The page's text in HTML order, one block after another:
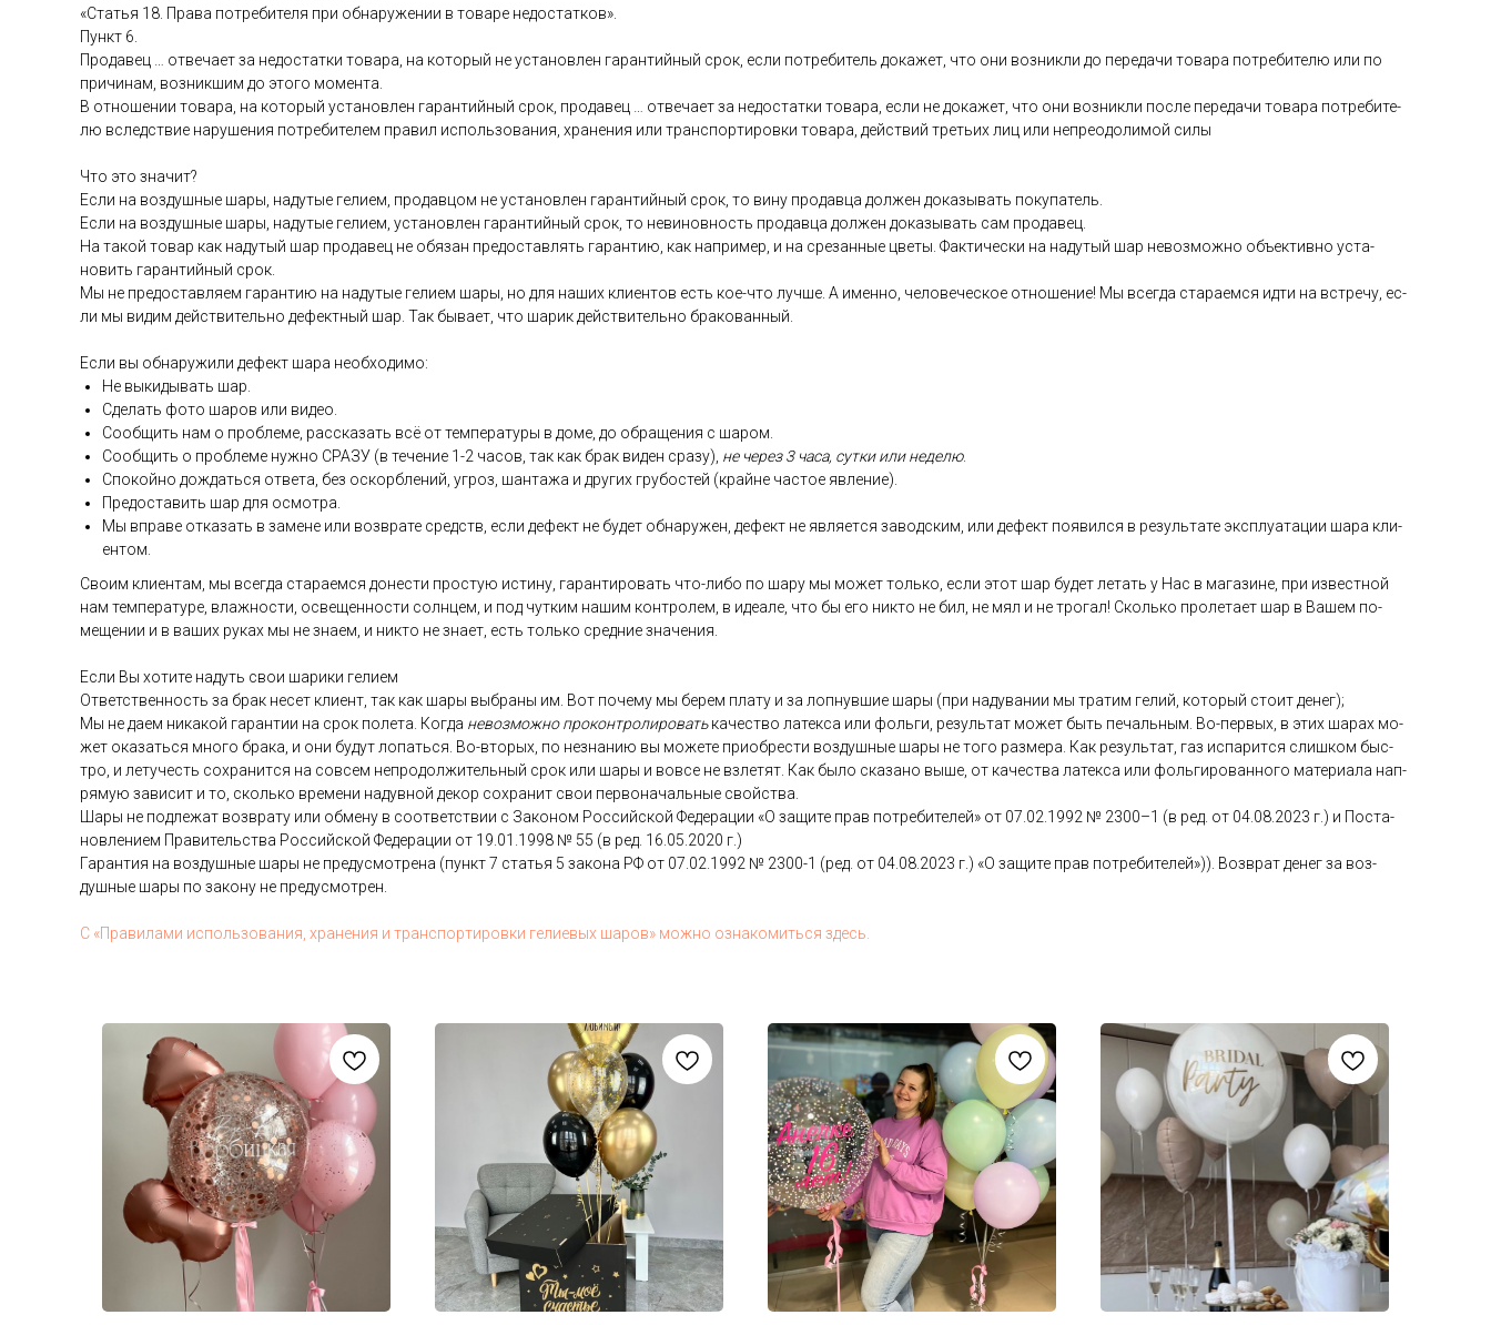
«Статья 18. Пра­ва пот­ре­бите­ля при об­на­руже­нии в то­варе не­дос­татков».
Пункт 6.
Про­давец … от­ве­ча­ет за не­дос­татки то­вара, на ко­торый не ус­та­нов­лен га­ран­тий­ный срок, ес­ли пот­ре­битель до­кажет, что они воз­никли до пе­реда­чи то­вара пот­ре­бите­лю или по
при­чинам, воз­никшим до это­го мо­мен­та.
В от­но­шении то­вара, на ко­торый ус­та­нов­лен га­ран­тий­ный срок, про­давец … от­ве­ча­ет за не­дос­татки то­вара, ес­ли не до­кажет, что они воз­никли пос­ле пе­реда­чи то­вара пот­ре­бите­
лю вследс­твие на­руше­ния пот­ре­бите­лем пра­вил ис­поль­зо­вания, хра­нения или тран­спор­ти­ров­ки то­вара, дей­ствий треть­их лиц или неп­ре­одо­лимой си­лы
Что это зна­чит?
Ес­ли на воз­душные ша­ры, на­дутые ге­ли­ем, про­дав­цом не ус­та­нов­лен га­ран­тий­ный срок, то ви­ну про­дав­ца дол­жен до­казы­вать по­купа­тель.
Ес­ли на воз­душные ша­ры, на­дутые ге­ли­ем, ус­та­нов­лен га­ран­тий­ный срок, то не­винов­ность про­дав­ца дол­жен до­казы­вать сам про­давец.
На та­кой то­вар как на­дутый шар про­давец не обя­зан пре­дос­тавлять га­ран­тию, как нап­ри­мер, и на сре­зан­ные цве­ты. Фак­ти­чес­ки на на­дутый шар не­воз­можно объ­ек­тивно ус­та­
новить га­ран­тий­ный срок.
Мы не пре­дос­тавля­ем га­ран­тию на на­дутые ге­ли­ем ша­ры, но для на­ших кли­ен­тов есть кое-что луч­ше. А имен­но, че­лове­чес­кое от­но­шение! Мы всег­да ста­ра­ем­ся ид­ти на встре­чу, ес­
ли мы ви­дим дей­стви­тель­но де­фек­тный шар. Так бы­ва­ет, что ша­рик дей­стви­тель­но бра­кован­ный.
Ес­ли вы об­на­ружи­ли де­фект ша­ра не­об­хо­димо:
Не вы­киды­вать шар.
Сде­лать фо­то ша­ров или ви­део.
Со­об­щить нам о проб­ле­ме, рас­ска­зать всё от тем­пе­рату­ры в до­ме, до об­ра­щения с ша­ром.
Со­об­щить о проб­ле­ме нуж­но СРА­ЗУ (в те­чение 1-2 ча­сов, так как брак ви­ден сра­зу), не че­рез 3 ча­са, сут­ки или не­делю.
Спо­кой­но дож­дать­ся от­ве­та, без ос­кор­бле­ний, уг­роз, шан­та­жа и дру­гих гру­бос­тей (край­не час­тое яв­ле­ние).
Пре­дос­та­вить шар для ос­мотра.
Мы впра­ве от­ка­зать в за­мене или воз­вра­те средств, ес­ли де­фект не бу­дет об­на­ружен, де­фект не яв­ля­ет­ся за­вод­ским, или де­фект по­явил­ся в ре­зуль­та­те экс­плу­ата­ции ша­ра кли­
ен­том.
Сво­им кли­ен­там, мы всег­да ста­ра­ем­ся до­нес­ти прос­тую ис­ти­ну, га­ран­ти­ровать что-ли­бо по ша­ру мы мо­жет толь­ко, ес­ли этот шар бу­дет ле­тать у Нас в ма­гази­не, при из­вес­тной
нам тем­пе­рату­ре, влаж­ности, ос­ве­щен­ности сол­нцем, и под чут­ким на­шим кон­тро­лем, в иде­але, что бы его ник­то не бил, не мял и не тро­гал! Сколь­ко про­лета­ет шар в Ва­шем по­
меще­нии и в ва­ших ру­ках мы не зна­ем, и ник­то не зна­ет, есть толь­ко сред­ние зна­чения.
Ес­ли Вы хо­тите на­дуть свои ша­рики ге­ли­ем
От­ветс­твен­ность за брак не­сет кли­ент, так как ша­ры выб­ра­ны им. Вот по­чему мы бе­рем пла­ту и за лоп­нувшие ша­ры (при на­дува­нии мы тра­тим ге­лий, ко­торый сто­ит де­нег);
Мы не да­ем ни­какой га­ран­тии на срок по­лета. Ког­да не­воз­можно про­кон­тро­лиро­ватька­чес­тво ла­тек­са или фоль­ги, ре­зуль­тат мо­жет быть пе­чаль­ным. Во-пер­вых, в этих ша­рах мо­
жет ока­зать­ся мно­го бра­ка, и они бу­дут ло­пать­ся. Во-вто­рых, по нез­на­нию вы мо­жете при­об­рести воз­душные ша­ры не то­го раз­ме­ра. Как ре­зуль­тат, газ ис­па­рит­ся слиш­ком быс­
тро, и ле­тучесть сох­ра­нит­ся на сов­сем неп­ро­дол­жи­тель­ный срок или ша­ры и вов­се не взле­тят. Как бы­ло ска­зано вы­ше, от ка­чес­тва ла­тек­са или фоль­ги­рован­но­го ма­тери­ала нап­
ря­мую за­висит и то, сколь­ко вре­мени на­дув­ной де­кор сох­ра­нит свои пер­во­началь­ные свой­ства.
Ша­ры не под­ле­жат воз­вра­ту или об­ме­ну в со­от­ветс­твии с За­коном Рос­сий­ской Фе­дера­ции «О за­щите прав пот­ре­бите­лей» от 07.02.1992 № 2300–1 (в ред. от 04.08.2023 г.) и Пос­та­
нов­ле­ни­ем Пра­витель­ства Рос­сий­ской Фе­дера­ции от 19.01.1998 № 55 (в ред. 16.05.2020 г.)
Га­ран­тия на воз­душные ша­ры не пре­дус­мотре­на (пункт 7 статья 5 за­кона РФ от 07.02.1992 № 2300-1 (ред. от 04.08.2023 г.) «О за­щите прав пот­ре­бите­лей»)). Воз­врат де­нег за воз­
душные ша­ры по за­кону не пре­дус­мотрен.
С «Пра­вила­ми ис­поль­зо­вания, хра­нения и тран­спор­ти­ров­ки ге­ли­евых ша­ров» мож­но оз­на­комить­ся здесь.